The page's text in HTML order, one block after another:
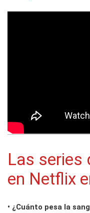
Las series
en Netflix
• ¿Cuánto pesa la